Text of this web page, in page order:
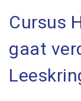
Cursus
gaat